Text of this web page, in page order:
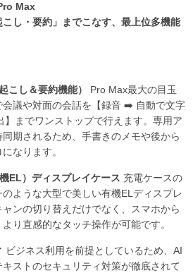
Max
し・要約」までこなす、最上位多機能
こし＆要約機能）
Pro Max最大の目玉
議や対面の会話を【録音 ➡️ 自動で文字
までワンストップで行えます。専用ア
期されるため、手書きのメモや後から
なります。
EL）ディスプレイケース 充電ケースの
ような大型で美しい有機ELディスプレ
ンの切り替えだけでなく、スマホから
り直感的なタッチ操作が可能です。
ビジネス利用を前提としているため、AI
ストのセキュリティ対策が徹底されて